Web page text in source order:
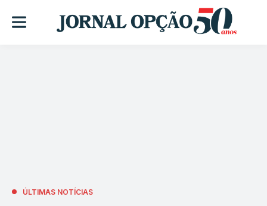
ÚLTIMAS NOTÍCIAS